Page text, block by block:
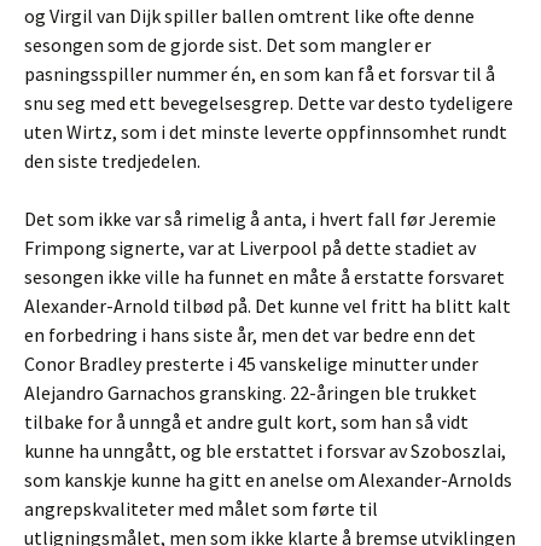
og Virgil van Dijk spiller ballen omtrent like ofte denne
sesongen som de gjorde sist. Det som mangler er
pasningsspiller nummer én, en som kan få et forsvar til å
snu seg med ett bevegelsesgrep. Dette var desto tydeligere
uten Wirtz, som i det minste leverte oppfinnsomhet rundt
den siste tredjedelen.
Det som ikke var så rimelig å anta, i hvert fall før Jeremie
Frimpong signerte, var at Liverpool på dette stadiet av
sesongen ikke ville ha funnet en måte å erstatte forsvaret
Alexander-Arnold tilbød på. Det kunne vel fritt ha blitt kalt
en forbedring i hans siste år, men det var bedre enn det
Conor Bradley presterte i 45 vanskelige minutter under
Alejandro Garnachos gransking. 22-åringen ble trukket
tilbake for å unngå et andre gult kort, som han så vidt
kunne ha unngått, og ble erstattet i forsvar av Szoboszlai,
som kanskje kunne ha gitt en anelse om Alexander-Arnolds
angrepskvaliteter med målet som førte til
utligningsmålet, men som ikke klarte å bremse utviklingen